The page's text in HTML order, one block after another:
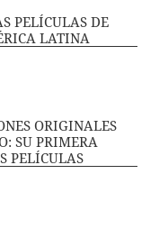
PELÍCULAS DE
LATINA
ORIGINALES
SU PRIMERA
PELÍCULAS